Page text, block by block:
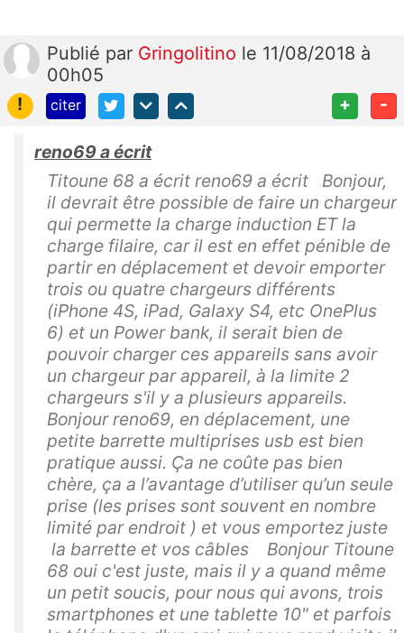
Publié par Gringolitino le 11/08/2018 à
00h05
!
citer + -
reno69 a écrit
Titoune 68 a écrit reno69 a écrit Bonjour,
il devrait être possible de faire un chargeur
qui permette la charge induction ET la
charge filaire, car il est en effet pénible de
partir en déplacement et devoir emporter
trois ou quatre chargeurs différents
(iPhone 4S, iPad, Galaxy S4, etc OnePlus
6) et un Power bank, il serait bien de
pouvoir charger ces appareils sans avoir
un chargeur par appareil, à la limite 2
chargeurs s'il y a plusieurs appareils.
Bonjour reno69, en déplacement, une
petite barrette multiprises usb est bien
pratique aussi. Ça ne coûte pas bien
chère, ça a l’avantage d’utiliser qu’un seule
prise (les prises sont souvent en nombre
limité par endroit ) et vous emportez juste
la barrette et vos câbles Bonjour Titoune
68 oui c'est juste, mais il y a quand même
un petit soucis, pour nous qui avons, trois
smartphones et une tablette 10" et parfois